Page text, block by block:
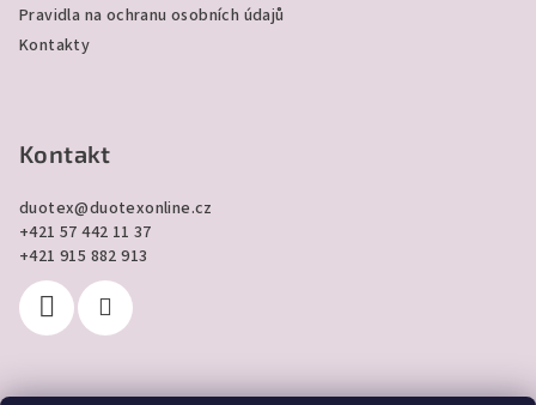
Pravidla na ochranu osobních údajů
Kontakty
Kontakt
duotex@duotexonline.cz
+421 57 442 11 37
+421 915 882 913